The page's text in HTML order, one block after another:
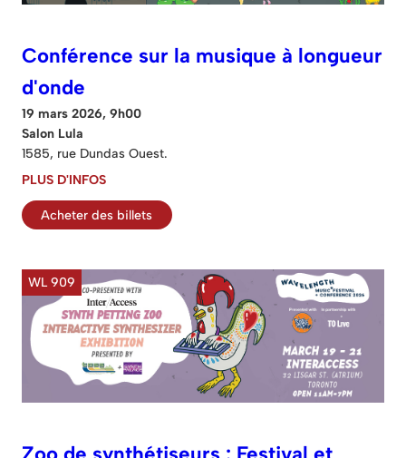
Conférence sur la musique à longueur
d'onde
19 mars 2026, 9h00
Salon Lula
1585, rue Dundas Ouest.
PLUS D'INFOS
Acheter des billets
WL 909